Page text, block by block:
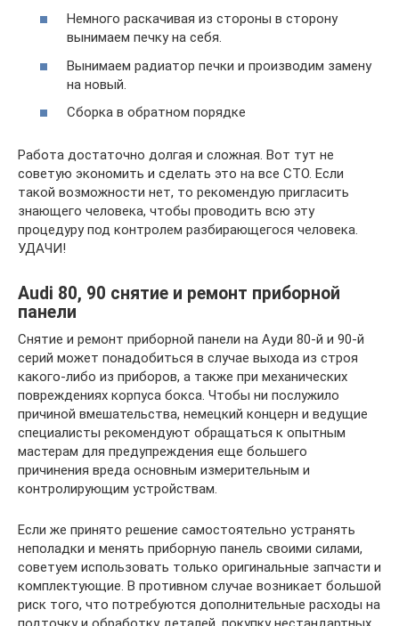
Немного раскачивая из стороны в сторону
вынимаем печку на себя.
Вынимаем радиатор печки и производим замену
на новый.
Сборка в обратном порядке
Работа достаточно долгая и сложная. Вот тут не
советую экономить и сделать это на все СТО. Если
такой возможности нет, то рекомендую пригласить
знающего человека, чтобы проводить всю эту
процедуру под контролем разбирающегося человека.
УДАЧИ!
Audi 80, 90 снятие и ремонт приборной
панели
Снятие и ремонт приборной панели на Ауди 80-й и 90-й
серий может понадобиться в случае выхода из строя
какого-либо из приборов, а также при механических
повреждениях корпуса бокса. Чтобы ни послужило
причиной вмешательства, немецкий концерн и ведущие
специалисты рекомендуют обращаться к опытным
мастерам для предупреждения еще большего
причинения вреда основным измерительным и
контролирующим устройствам.
Если же принято решение самостоятельно устранять
неполадки и менять приборную панель своими силами,
советуем использовать только оригинальные запчасти и
комплектующие. В противном случае возникает большой
риск того, что потребуются дополнительные расходы на